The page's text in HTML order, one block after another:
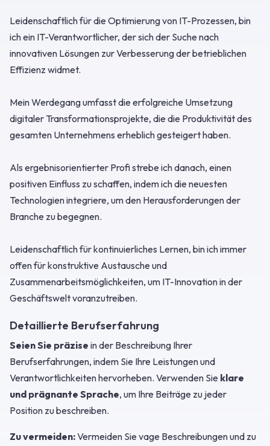
Leidenschaftlich für die Optimierung von IT-Prozessen, bin
ich ein IT-Verantwortlicher, der sich der Suche nach
innovativen Lösungen zur Verbesserung der betrieblichen
Effizienz widmet.
Mein Werdegang umfasst die erfolgreiche Umsetzung
digitaler Transformationsprojekte, die die Produktivität des
gesamten Unternehmens erheblich gesteigert haben.
Als ergebnisorientierter Profi strebe ich danach, einen
positiven Einfluss zu schaffen, indem ich die neuesten
Technologien integriere, um den Herausforderungen der
Branche zu begegnen.
Leidenschaftlich für kontinuierliches Lernen, bin ich immer
offen für konstruktive Austausche und
Zusammenarbeitsmöglichkeiten, um IT-Innovation in der
Geschäftswelt voranzutreiben.
Detaillierte Berufserfahrung
Seien Sie präzise in der Beschreibung Ihrer
Berufserfahrungen, indem Sie Ihre Leistungen und
Verantwortlichkeiten hervorheben. Verwenden Sie klare
und prägnante Sprache, um Ihre Beiträge zu jeder
Position zu beschreiben.
Zu vermeiden:Vermeiden Sie vage Beschreibungen und zu